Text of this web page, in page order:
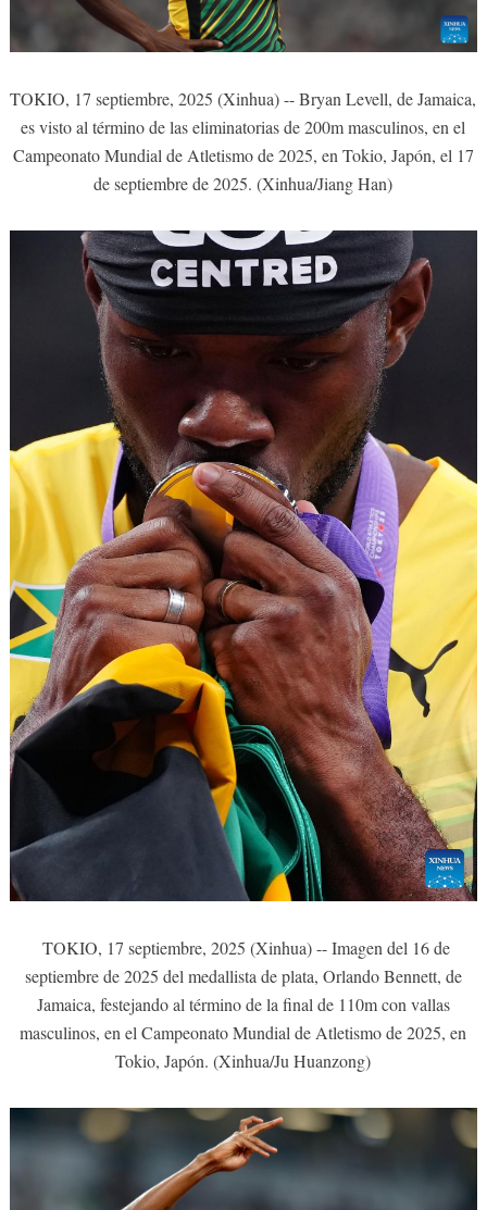
TOKIO, 17 septiembre, 2025 (Xinhua) -- Bryan Levell, de Jamaica,
es visto al término de las eliminatorias de 200m masculinos, en el
Campeonato Mundial de Atletismo de 2025, en Tokio, Japón, el 17
de septiembre de 2025. (Xinhua/Jiang Han)
TOKIO, 17 septiembre, 2025 (Xinhua) -- Imagen del 16 de
septiembre de 2025 del medallista de plata, Orlando Bennett, de
Jamaica, festejando al término de la final de 110m con vallas
masculinos, en el Campeonato Mundial de Atletismo de 2025, en
Tokio, Japón. (Xinhua/Ju Huanzong)